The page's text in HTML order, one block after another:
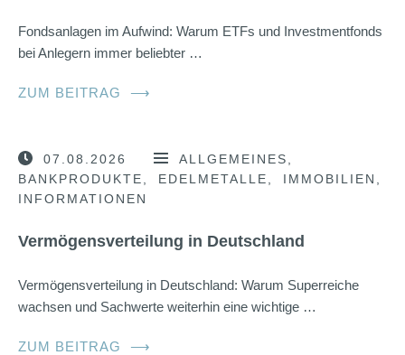
Fondsanlagen im Aufwind: Warum ETFs und Investmentfonds
bei Anlegern immer beliebter …
ZUM BEITRAG ⟶
07.08.2026
ALLGEMEINES
BANKPRODUKTE
EDELMETALLE
IMMOBILIEN
INFORMATIONEN
Vermögensverteilung in Deutschland
Vermögensverteilung in Deutschland: Warum Superreiche
wachsen und Sachwerte weiterhin eine wichtige …
ZUM BEITRAG ⟶